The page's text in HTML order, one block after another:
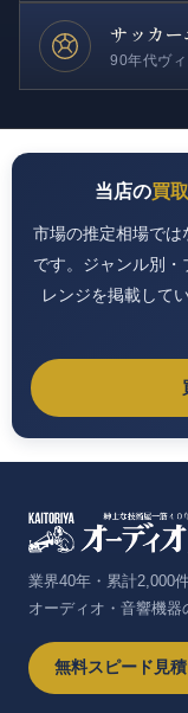
サッカー
90年代ヴ
当店の買
市場の推定相場で
です。ジャンル別・
レンジを掲載して
業界40年・累計2,000件
オーディオ・音響機器
無料スピード見積